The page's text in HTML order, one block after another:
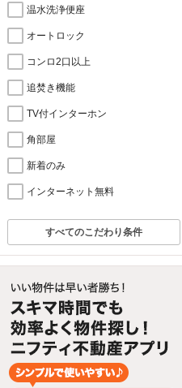
温水洗浄便座
オートロック
コンロ2口以上
追焚き機能
TV付インターホン
角部屋
新着のみ
インターネット無料
すべてのこだわり条件